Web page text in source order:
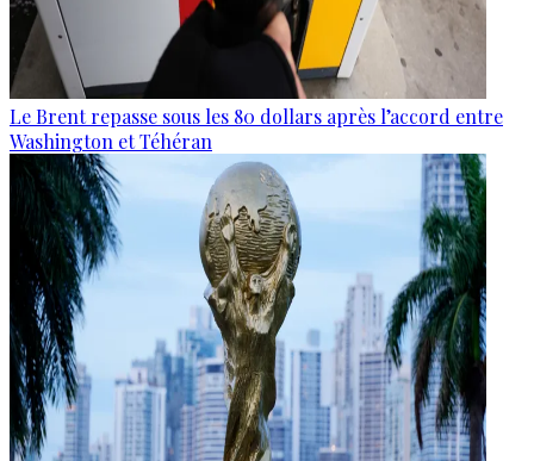
Le Brent repasse sous les 80 dollars après l’accord entre
Washington et Téhéran